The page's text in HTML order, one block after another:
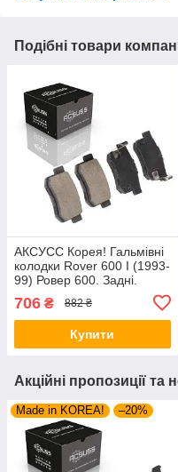
Подібні товари
АКСУСС Корея! Гальмівні
колодки Rover 600 I (1993-
99) Ровер 600. Задні.
FDB1679
706 ₴ 882 ₴
Купити
Акційні пропозиції та
Made in KOREA! –20%